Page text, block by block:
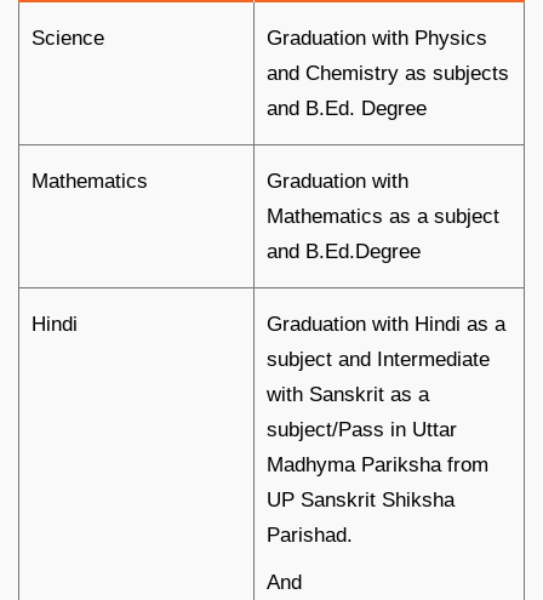
Science
Graduation with Physics
and Chemistry as subjects
and B.Ed. Degree
Mathematics
Graduation with
Mathematics as a subject
and B.Ed.Degree
Hindi
Graduation with Hindi as a
subject and Intermediate
with Sanskrit as a
subject/Pass in Uttar
Madhyma Pariksha from
UP Sanskrit Shiksha
Parishad.
And